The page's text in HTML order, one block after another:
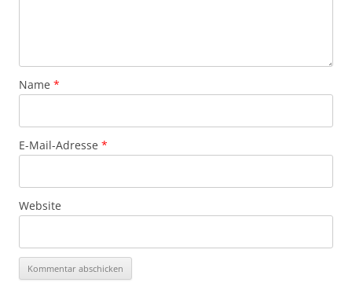
Name *
E-Mail-Adresse *
Website